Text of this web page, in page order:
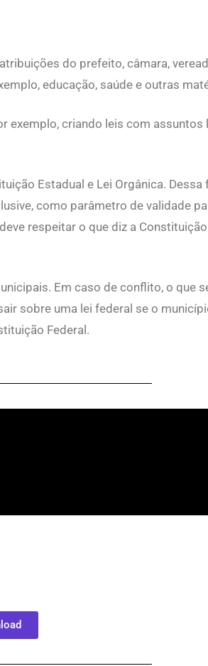
do prefeito, câmara,
educação, saúde e outras
exemplo, criando leis com assuntos
Estadual e Lei Orgânica. Dessa
como parâmetro de validade
respeitar o que diz a
Em caso de conflito, o que
sobre uma lei federal se o
Federal.